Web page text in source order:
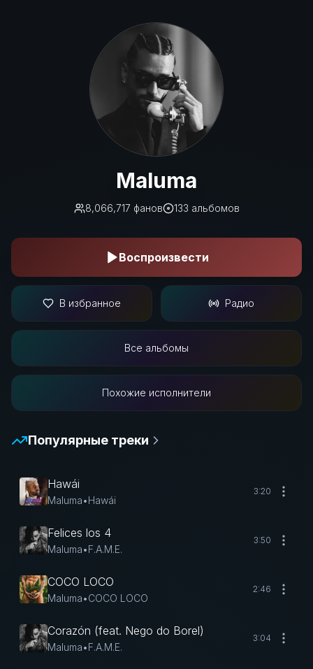
Maluma
8,066,717 фанов 133 альбомов
Воспроизвести
В избранное Радио
Все альбомы
Похожие исполнители
Популярные треки
Hawái
Maluma•Hawái
3:20
Felices los 4
Maluma•F.A.M.E.
3:50
COCO LOCO
Maluma•COCO LOCO
2:46
Corazón (feat. Nego do Borel)
Maluma•F.A.M.E.
3:04